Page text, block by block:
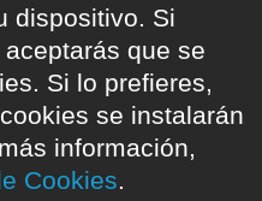
dispositivo. Si
que se
Si lo prefieres,
se instalarán
información,
Cookies.